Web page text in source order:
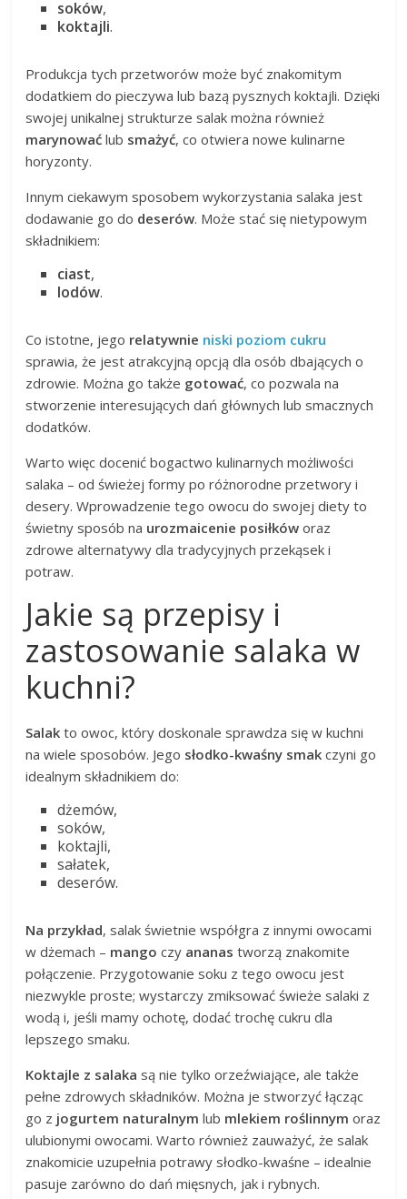
soków,
koktajli.
Produkcja tych przetworów może być znakomitym
dodatkiem do pieczywa lub bazą pysznych koktajli. Dzięki
swojej unikalnej strukturze salak można również
marynować lub smażyć, co otwiera nowe kulinarne
horyzonty.
Innym ciekawym sposobem wykorzystania salaka jest
dodawanie go do deserów. Może stać się nietypowym
składnikiem:
ciast,
lodów.
Co istotne, jego relatywnie niski poziom cukru
sprawia, że jest atrakcyjną opcją dla osób dbających o
zdrowie. Można go także gotować, co pozwala na
stworzenie interesujących dań głównych lub smacznych
dodatków.
Warto więc docenić bogactwo kulinarnych możliwości
salaka – od świeżej formy po różnorodne przetwory i
desery. Wprowadzenie tego owocu do swojej diety to
świetny sposób na urozmaicenie posiłków oraz
zdrowe alternatywy dla tradycyjnych przekąsek i
potraw.
Jakie są przepisy i
zastosowanie salaka w
kuchni?
Salak to owoc, który doskonale sprawdza się w kuchni
na wiele sposobów. Jego słodko-kwaśny smak czyni go
idealnym składnikiem do:
dżemów,
soków,
koktajli,
sałatek,
deserów.
Na przykład, salak świetnie współgra z innymi owocami
w dżemach – mango czy ananas tworzą znakomite
połączenie. Przygotowanie soku z tego owocu jest
niezwykle proste; wystarczy zmiksować świeże salaki z
wodą i, jeśli mamy ochotę, dodać trochę cukru dla
lepszego smaku.
Koktajle z salaka są nie tylko orzeźwiające, ale także
pełne zdrowych składników. Można je stworzyć łącząc
go z jogurtem naturalnym lub mlekiem roślinnym oraz
ulubionymi owocami. Warto również zauważyć, że salak
znakomicie uzupełnia potrawy słodko-kwaśne – idealnie
pasuje zarówno do dań mięsnych, jak i rybnych.